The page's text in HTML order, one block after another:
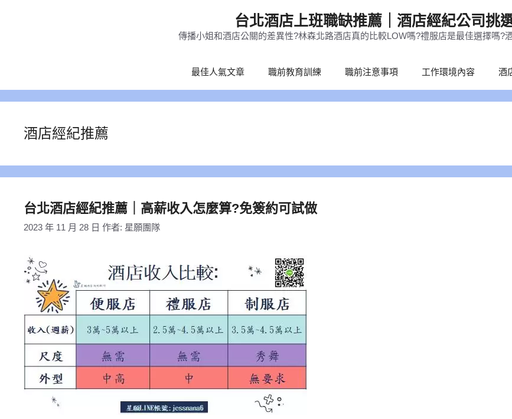
容
台北酒店上班職缺推薦｜酒店經紀公司挑
傳播小姐和酒店公關的差異性?林森北路酒店真的比較LOW嗎?禮服店是最佳選擇嗎?
最佳人氣文章 職前教育訓練 職前注意事項 工作環境內容 酒
酒店經紀推薦
台北酒店經紀推薦｜高薪收入怎麼算?免簽約可試做
2023 年 11 月 28 日 作者: 星願團隊